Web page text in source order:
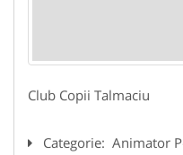
Club Copii Talmaciu
Categorie: Animator